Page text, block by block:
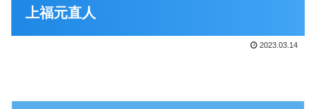
上福元直人
2023.03.14